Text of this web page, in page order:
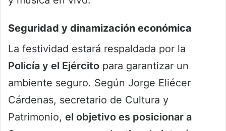
Seguridad y dinamización económica
La festividad estará respaldada por la
Policía y el Ejército para garantizar un
ambiente seguro. Según Jorge Eliécer
Cárdenas, secretario de Cultura y
Patrimonio, el objetivo es posicionar a